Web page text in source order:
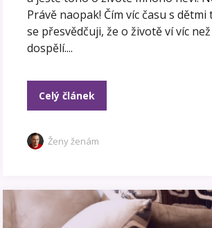
Právě naopak! Čím víc času s
se přesvědčuji, že o životě ví víc
dospělí....
Celý článek
Ženy ženám